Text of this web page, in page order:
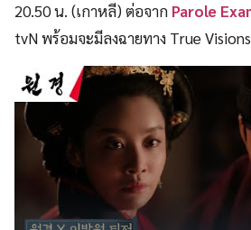
20.50 น. (เกาหลี) ต่อจาก Parole
tvN พร้อมจะมีลงฉายทาง True